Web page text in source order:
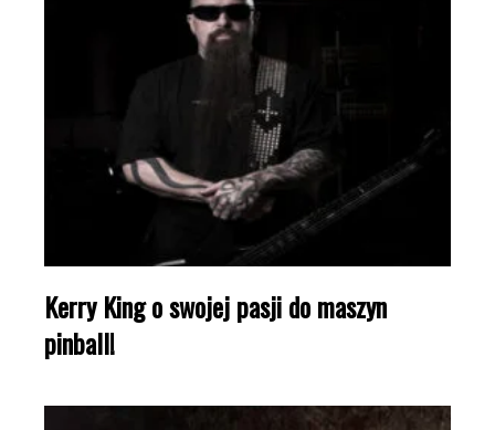
Kerry King o swojej pasji do maszyn
pinball!